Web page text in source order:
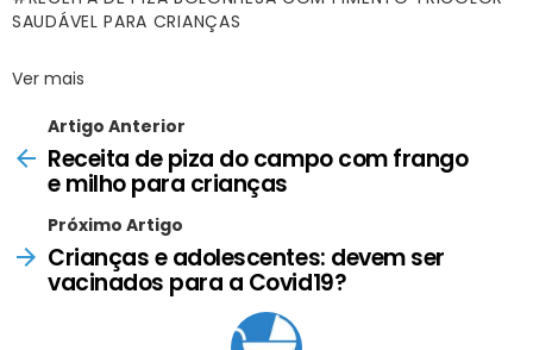
SAUDÁVEL PARA CRIANÇAS
Ver mais
Artigo Anterior
Receita de piza do campo com frango
e milho para crianças
Próximo Artigo
Crianças e adolescentes: devem ser
vacinados para a Covid19?